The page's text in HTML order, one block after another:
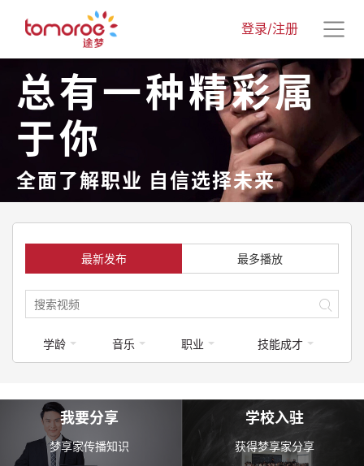
登录/注册
总有一种精彩属
于你
全面了解职业 自信选择未来
最新发布 最多播放
学龄 音乐 职业 技能成才
我要分享
梦享家传播知识
学校入驻
获得梦享家分享